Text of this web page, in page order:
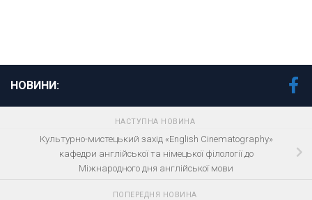
НОВИНИ:
НАСТУПНА НОВИНА
Культурно-мистецький захід «English Cinematography»
кафедри англійської та німецької філології до
Міжнародного дня англійської мови
ПОПЕРЕДНЯ НОВИНА